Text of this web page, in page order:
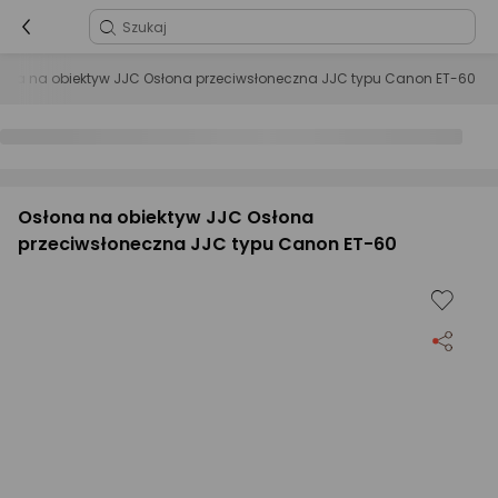
na obiektyw JJC Osłona przeciwsłoneczna JJC typu Canon ET-60
Osłona na obiektyw JJC Osłona
przeciwsłoneczna JJC typu Canon ET-60